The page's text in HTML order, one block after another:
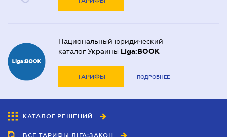
Национальный юридический
каталог Украины Liga:BOOK
ТАРИФЫ ПОДРОБНЕЕ
КАТАЛОГ РЕШЕНИЙ
ВСЕ ТАРИФЫ ЛІГА:ЗАКОН